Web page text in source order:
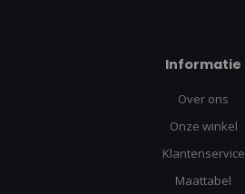
Informatie
Over ons
Onze winkel
Klantenservice
Maattabel